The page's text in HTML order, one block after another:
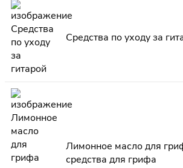
Средства по уходу за
Лимонное масло для
средства для грифа